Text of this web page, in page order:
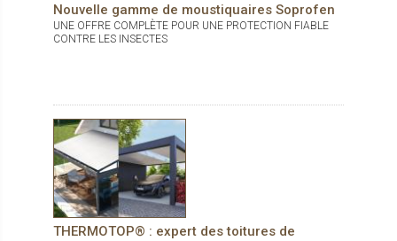
Nouvelle gamme de moustiquaires Soprofen
UNE OFFRE COMPLÈTE POUR UNE PROTECTION FIABLE
CONTRE LES INSECTES
THERMOTOP® : expert des toitures de